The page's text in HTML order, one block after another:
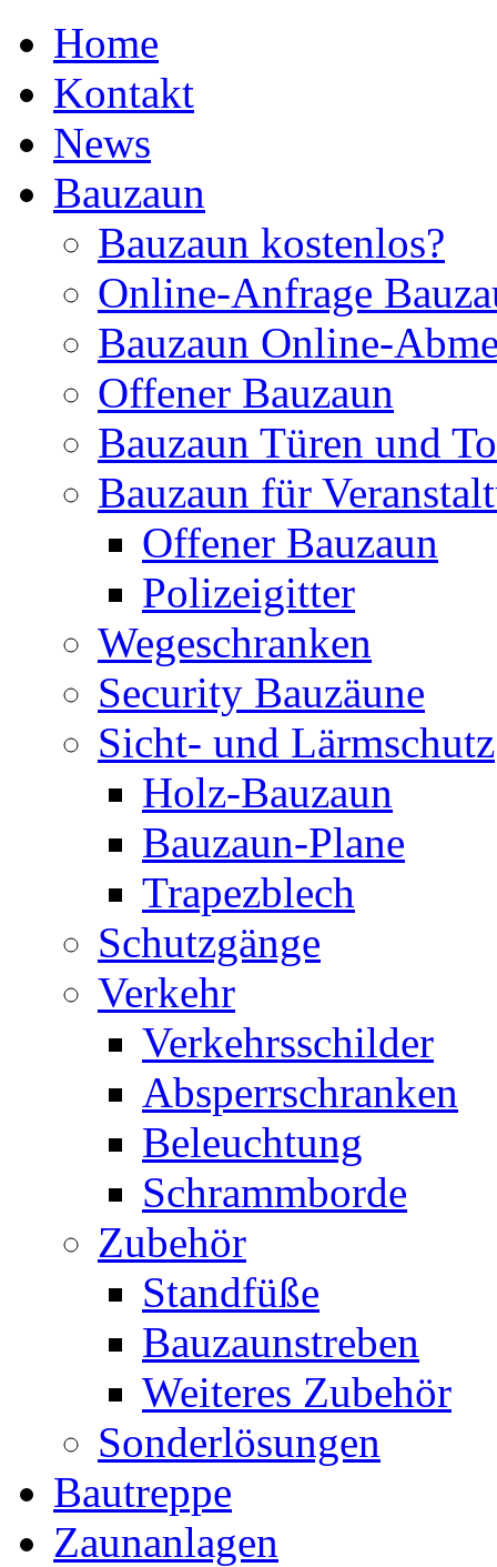
Home
Kontakt
News
Bauzaun
Bauzaun kostenlos?
Online-Anfrage
Bauzaun Online-
Offener Bauzaun
Bauzaun Türen und
Bauzaun für
Offener Bauzaun
Polizeigitter
Wegeschranken
Security Bauzäune
Sicht- und Lärmschutz
Holz-Bauzaun
Bauzaun-Plane
Trapezblech
Schutzgänge
Verkehr
Verkehrsschilder
Absperrschranken
Beleuchtung
Schrammborde
Zubehör
Standfüße
Bauzaunstreben
Weiteres Zubehör
Sonderlösungen
Bautreppe
Zaunanlagen